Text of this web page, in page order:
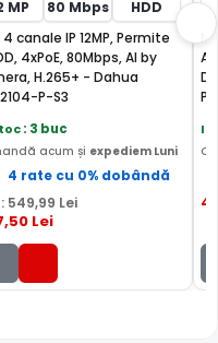
·Dahua NVR4204-P-
P-S3 → ·Dahua
NVR2104HS-P-4KS3
MP 80 Mbps
HDD
4 canale IP 12MP, Permite
4xPoE, 80Mbps, AI by
H.265+ - Dahua
P-S3
: 3 buc
acum și expediem Luni
4 rate cu 0% dobândă
549,99 Lei
,50 Lei
AI
P-
In